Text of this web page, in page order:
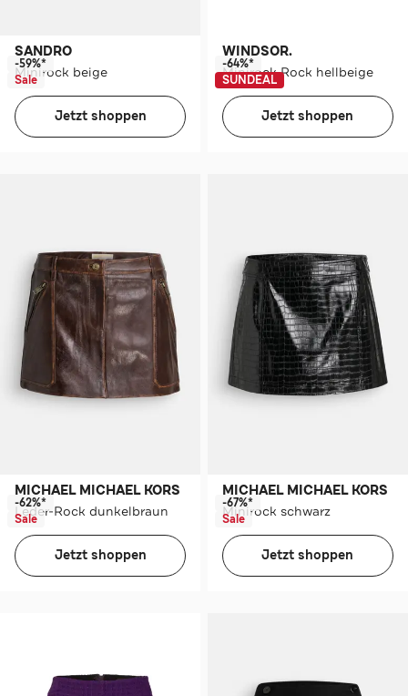
SANDRO
Minirock beige
-59%*
Sale
Jetzt shoppen
WINDSOR.
Minirock Rock hellbeige
-64%*
SUNDEAL
Jetzt shoppen
MICHAEL MICHAEL KORS
Leder-Rock dunkelbraun
-62%*
Sale
Jetzt shoppen
MICHAEL MICHAEL KORS
Minirock schwarz
-67%*
Sale
Jetzt shoppen